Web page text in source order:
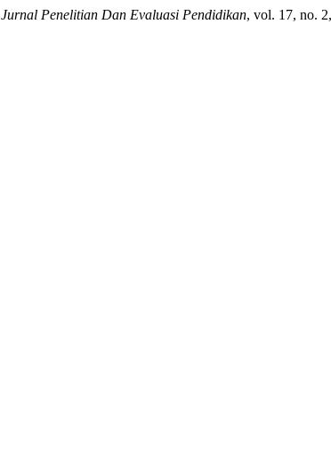
Jurnal Penelitian Dan Evaluasi Pendidikan, vol. 17, no.